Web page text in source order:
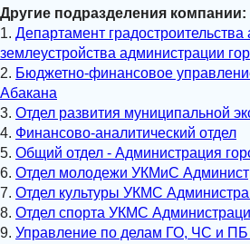
Другие подразделения компании:
1. Департамент градостроительства
землеустройства администрации
2. Бюджетно-финансовое
Абакана
3. Отдел развития муниципальной
4. Финансово-аналитический отдел
5. Общий отдел - Администрация
6. Отдел молодежи УКМиС
7. Отдел культуры УКМС
8. Отдел спорта УКМС
9. Управление по делам ГО, ЧС и ПБ